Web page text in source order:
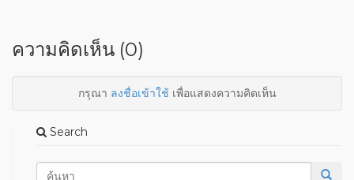
ความคิดเห็น (0)
กรุณา ลงชื่อเข้าใช้เพื่อแสดงความคิดเห็น
Search